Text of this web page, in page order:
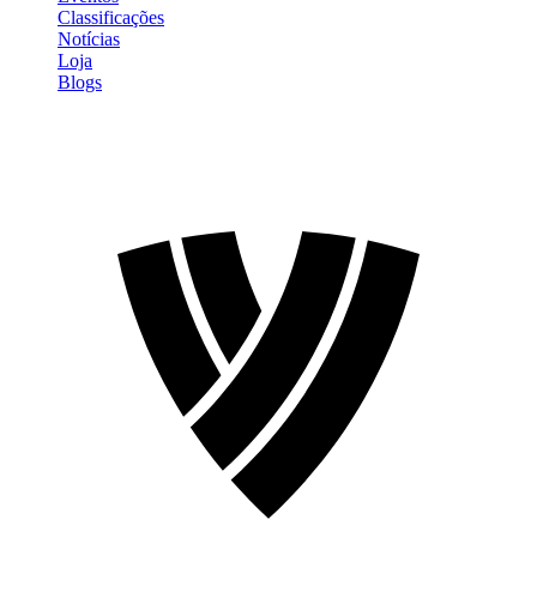
Classificações
Notícias
Loja
Blogs